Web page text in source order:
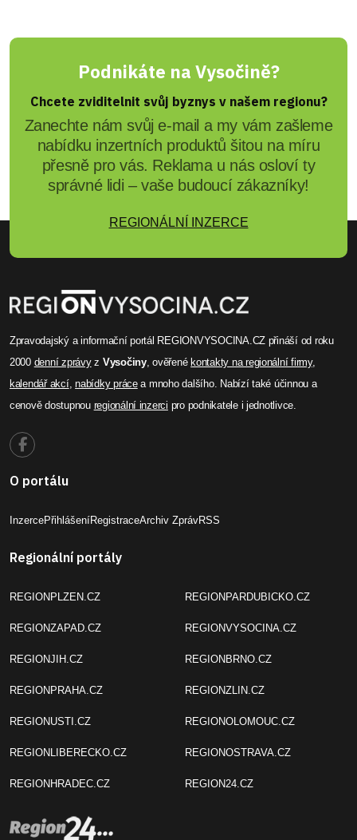
Jana Bečková
Vánoční benefiční koncert v
Jaroměřicích
Vánoční benefiční koncert Již slunce z Hvězdy
vyšlo aneb listování barokními zpěvníky se
uskutečnil v pátek 29. prosince jako poslední
koncert v chrámu sv. Markéty v Jaroměřicích nad
Zároveň jako poslední koncert letošního roku ve